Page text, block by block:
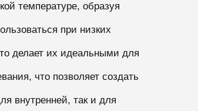
температуре, образуя
при низких
делает их идеальными для
что позволяет создать
внутренней, так и для